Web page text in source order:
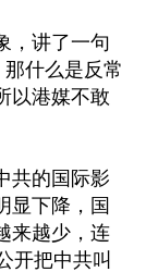
，讲了一句
什么是反常
以港媒不敢
共的国际影
显下降，国
来越少，连
开把中共叫